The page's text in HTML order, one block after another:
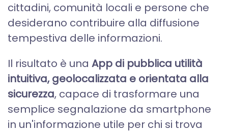
cittadini, comunità locali e persone che
desiderano contribuire alla diffusione
tempestiva delle informazioni.
Il risultato è una App di pubblica utilità
intuitiva, geolocalizzata e orientata alla
sicurezza, capace di trasformare una
semplice segnalazione da smartphone
in un'informazione utile per chi si trova